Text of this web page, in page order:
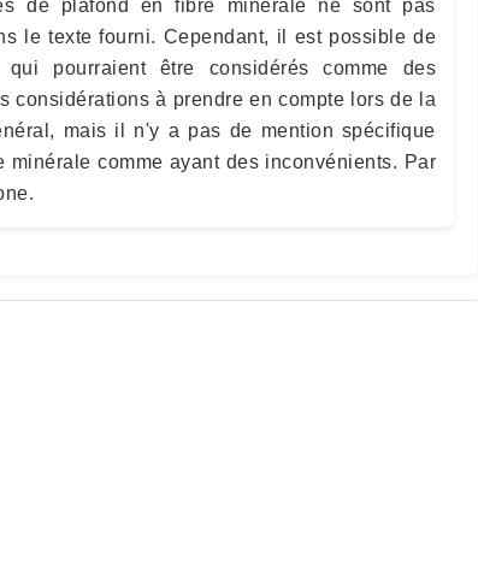
de plafond en fibre minérale ne sont pas
le texte fourni. Cependant, il est possible de
qui pourraient être considérés comme des
considérations à prendre en compte lors de la
mais il n'y a pas de mention spécifique
comme ayant des inconvénients. Par